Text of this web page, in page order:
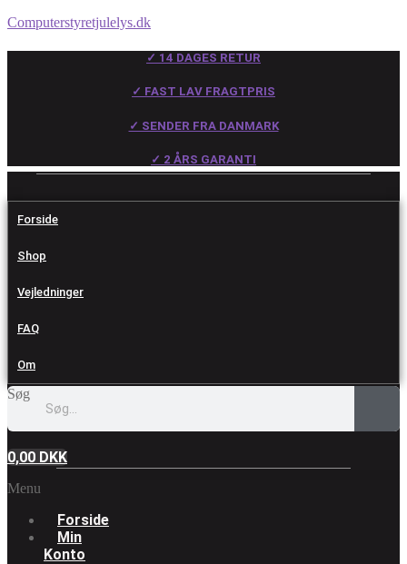
Computerstyretjulelys.dk
✓ 14 DAGES RETUR
✓ FAST LAV FRAGTPRIS
✓ SENDER FRA DANMARK
✓ 2 ÅRS GARANTI
Forside
Shop
Vejledninger
FAQ
Om
Søg
0,00 DKK
Menu
Forside
Min
Konto